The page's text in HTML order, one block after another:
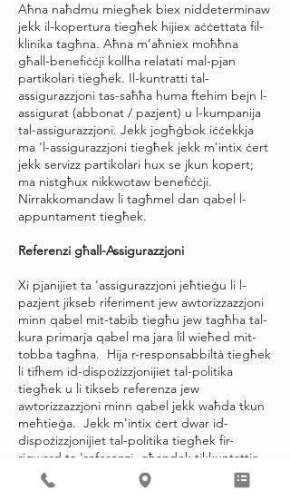
Aħna naħdmu miegħek biex niddeterminaw
jekk il-kopertura tiegħek hijiex aċċettata fil-
klinika tagħna. Aħna m’aħniex moħħna
għall-benefiċċji kollha relatati mal-pjan
partikolari tiegħek. Il-kuntratti tal-
assigurazzjoni tas-saħħa huma ftehim bejn l-
assigurat (abbonat / pazjent) u l-kumpanija
tal-assigurazzjoni. Jekk jogħġbok iċċekkja
ma 'l-assigurazzjoni tiegħek jekk m'intix ċert
jekk servizz partikolari hux se jkun kopert;
ma nistgħux nikkwotaw benefiċċji.
Nirrakkomandaw li tagħmel dan qabel l-
appuntament tiegħek.
Referenzi għall-Assigurazzjoni
Xi pjanijiet ta 'assigurazzjoni jeħtieġu li l-
pazjent jikseb riferiment jew awtorizzazzjoni
minn qabel mit-tabib tiegħu jew tagħha tal-
kura primarja qabel ma jara lil wieħed mit-
tobba tagħna. Hija r-responsabbiltà tiegħek
li tifhem id-dispożizzjonijiet tal-politika
tiegħek u li tikseb referenza jew
awtorizzazzjoni minn qabel jekk waħda tkun
meħtieġa. Jekk m'intix ċert dwar id-
dispożizzjonijiet tal-politika tiegħek fir-
rigward ta 'referenzi, għandek tikkuntattja
lid-dipartiment tas-servizz tal-konsumatur
tal-kumpanija tal-assigurazzjoni tiegħek.